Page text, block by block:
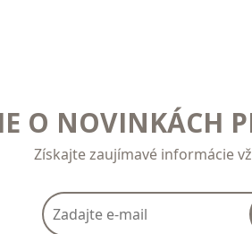
O NOVINKÁCH
Získajte zaujímavé informácie